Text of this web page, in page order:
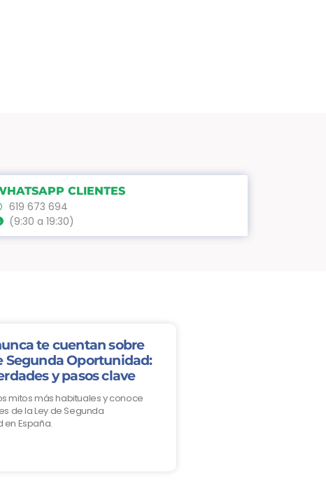
CLIENTES
619 673 694
(9:30 a 19:30)
te cuentan sobre
Segunda Oportunidad:
y pasos clave
mitos más habituales y conoce
de la Ley de Segunda
en España.